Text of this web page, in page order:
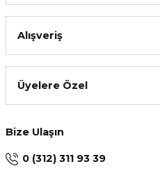
Alışveriş
Üyelere Özel
Bize Ulaşın
0 (312) 311 93 39